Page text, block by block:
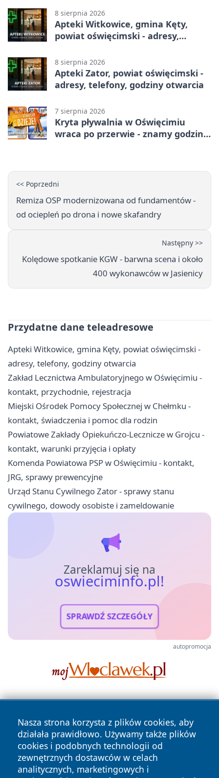
8 sierpnia 2026
Apteki Witkowice, gmina Kęty,
powiat oświęcimski - adresy,
8 sierpnia 2026
Apteki Zator, powiat oświęcimski -
adresy, telefony, godziny otwarcia
7 sierpnia 2026
Kryta pływalnia w Oświęcimiu
wraca po przerwie - znamy godziny
<< Poprzedni
Remiza OSP modernizowana od fundamentów -
od ociepleń po drona i nowe skafandry
Następny >>
Kolędowe spotkanie KGW - barwna scena i około
400 wykonawców w Jasienicy
Przydatne dane teleadresowe
Apteki Witkowice, gmina Kęty, powiat oświęcimski -
adresy, telefony, godziny otwarcia
Zakład Lecznictwa Ambulatoryjnego w Oświęcimiu -
kontakt, przychodnie, rejestracja
Miejski Ośrodek Pomocy Społecznej w Chełmku -
kontakt, świadczenia i pomoc dla rodzin
Powiatowe Zakłady Opiekuńczo-Lecznicze w Grojcu -
kontakt, warunki przyjęcia i opłaty
Komenda Powiatowa PSP w Oświęcimiu - kontakt,
JRG, sprawy prewencyjne
Urząd Stanu Cywilnego Zator - sprawy stanu
cywilnego, dowody osobiste i zameldowanie
Zareklamuj się na
oswieciminfo.pl!
SPRAWDŹ SZCZEGÓŁY
autopromocja
Nasza strona korzysta z plików cookies, aby
działała prawidłowo. Używamy także plików
cookies i podobnych technologii od
zewnętrznych dostawców w celach
analitycznych, marketingowych i
Copyright © 2026 oswieciminfo.pl Wszystkie prawa
zastrzeżone.